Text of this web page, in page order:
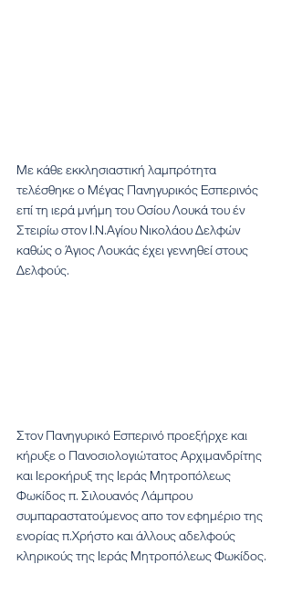
Με κάθε εκκλησιαστική λαμπρότητα
τελέσθηκε ο Μέγας Πανηγυρικός Εσπερινός
επί τη ιερά μνήμη του Οσίου Λουκά του έν
Στειρίω στον Ι.Ν.Αγίου Νικολάου Δελφών
καθώς ο Άγιος Λουκάς έχει γεννηθεί στους
Δελφούς.
Στον Πανηγυρικό Εσπερινό προεξήρχε και
κήρυξε ο Πανοσιολογιώτατος Αρχιμανδρίτης
και Ιεροκήρυξ της Ιεράς Μητροπόλεως
Φωκίδος π. Σιλουανός Λάμπρου
συμπαραστατούμενος απο τον εφημέριο της
ενορίας π.Χρήστο και άλλους αδελφούς
κληρικούς της Ιεράς Μητροπόλεως Φωκίδος.